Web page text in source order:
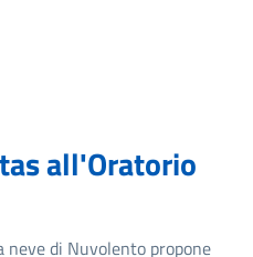
all'Oratorio
neve di Nuvolento propone